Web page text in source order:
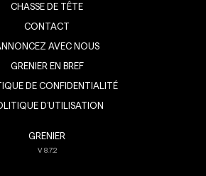
CHASSE DE TÊTE
CONTACT
AVEC NOUS
GRENIER EN BREF
DE CONFIDENTIALITÉ
D’UTILISATION
GRENIER
V8.7.2